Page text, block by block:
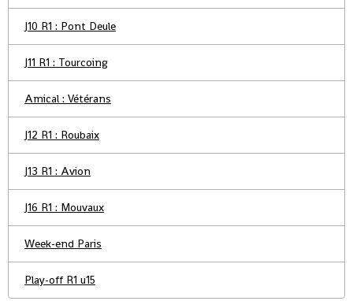
J10 R1 : Pont Deule
J11 R1 : Tourcoing
Amical : Vétérans
J12 R1 : Roubaix
J13 R1 : Avion
J16 R1 : Mouvaux
Week-end Paris
Play-off R1 u15